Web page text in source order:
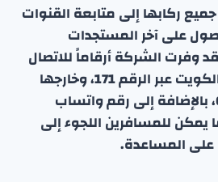
ركابها إلى متابعة القنوات
على آخر المستجدات
وفرت الشركة أرقاماً للاتصال
بخدمة العملاء داخل الكويت عبر الرقم 171، وخارجها
عبر 0096524345555، بالإضافة إلى رقم واتساب
كما يمكن للمسافرين اللجوء إلى
على المساعدة.